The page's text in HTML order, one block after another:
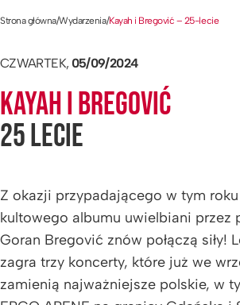
Strona główna/Wydarzenia/Kayah i Bregović – 25-lecie
CZWARTEK, 05/09/2024
KAYAH I BREGOVIĆ
25 LECIE
Z okazji przypadającego w tym
kultowego albumu uwielbiani przez
Goran Bregović znów połączą siły!
zagra trzy koncerty, które już we
zamienią najważniejsze polskie, w